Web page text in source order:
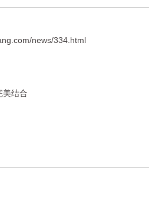
news/334.html
美结合